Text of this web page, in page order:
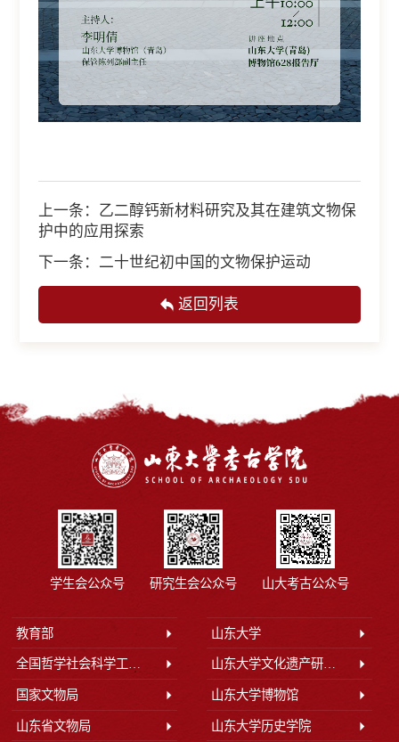
上一条： 乙二醇钙新材料研究及其在建筑文物保
护中的应用探索
下一条： 二十世纪初中国的文物保护运动
返回列表
学生会公众号 研究生会公众号 山大考古公众号
教育部 山东大学
全国哲学社会科学工作办公室 山东大学文化遗产研究院
国家文物局 山东大学博物馆
山东省文物局 山东大学历史学院